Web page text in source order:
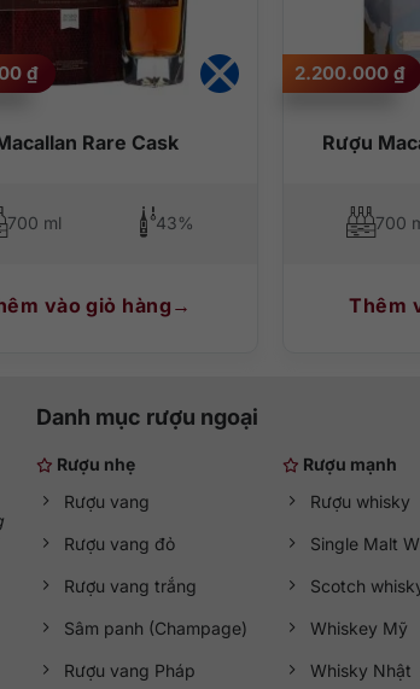
bánh thơm phức dẫn dắt mọi cảm xúc.
Rare Cask
₫
700 ml 43%
vào giỏ hàng
Rượu
2.200.000 ₫
700
Thêm
Danh mục rượu ngoại
Rượu nhẹ
Rượu vang
Rượu vang đỏ
Rượu vang trắng
Sâm panh (Champage)
Rượu vang Pháp
Rượu mạnh
Rượu whisky
Single Malt
Scotch
Whiskey Mỹ
Whisky Nhật